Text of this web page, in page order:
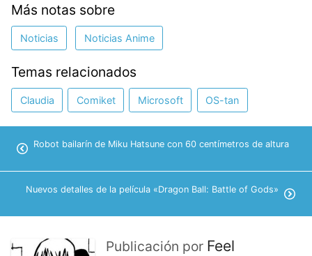
Más notas sobre
Noticias Noticias Anime
Temas relacionados
Claudia Comiket Microsoft OS-tan
Robot bailarín de Miku Hatsune con 60 centímetros de altura
Nuevos detalles de la película «Dragon Ball: Battle of Gods»
Publicación por Feel